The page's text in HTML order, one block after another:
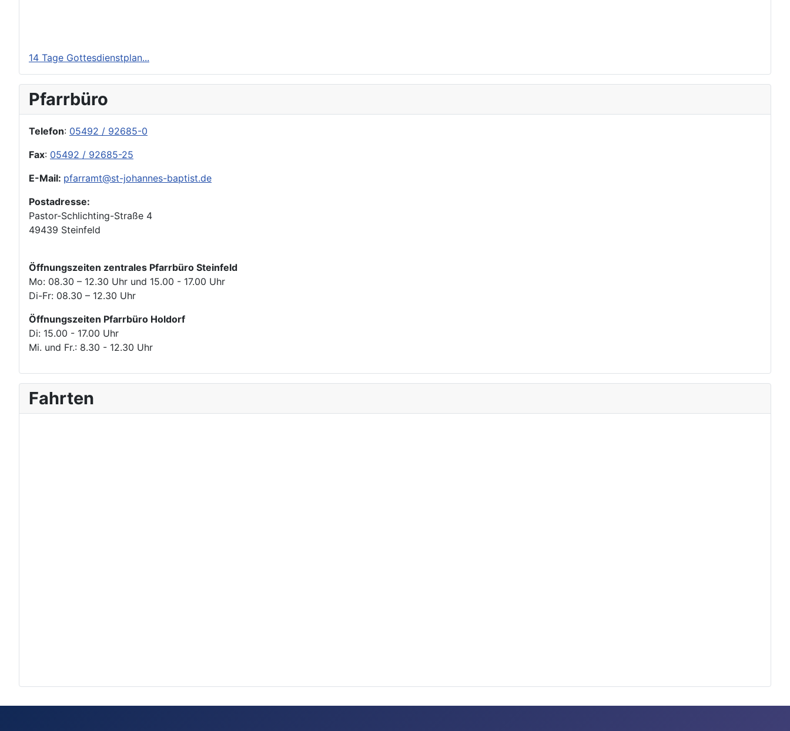
14 Tage Gottesdienstplan...
Pfarrbüro
Telefon: 05492 / 92685-0
Fax: 05492 / 92685-25
E-Mail: pfarramt@st-johannes-baptist.de
Postadresse:
Pastor-Schlichting-Straße 4
49439 Steinfeld
Öffnungszeiten zentrales Pfarrbüro Steinfeld
Mo: 08.30 – 12.30 Uhr und 15.00 - 17.00 Uhr
Di-Fr: 08.30 – 12.30 Uhr
Öffnungszeiten Pfarrbüro Holdorf
Di: 15.00 - 17.00 Uhr
Mi. und Fr.: 8.30 - 12.30 Uhr
Fahrten